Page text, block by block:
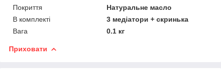
Покриття
Натуральне масло
В комплекті
3 медіатори + скринька
Вага
0.1 кг
Приховати